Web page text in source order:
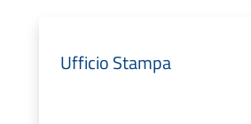
Ufficio Stampa